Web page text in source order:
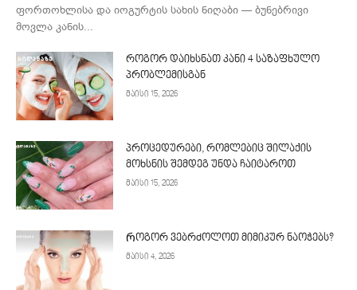
ფორთოხლისა და იოგურტის სახის ნიღაბი — ბუნებრივი
მოვლა კანის...
როგორ დაიხსნათ კანი 4 საზაფხულო
პრობლემისგან
მაისი 15, 2026
პროცედურები, რომლებიც შილაქის
მოხსნის შემდეგ უნდა ჩაიტაროთ
მაისი 15, 2026
Როგორ ვებრძოლოთ მიმიკურ ნაოჭებს?
მაისი 4, 2026